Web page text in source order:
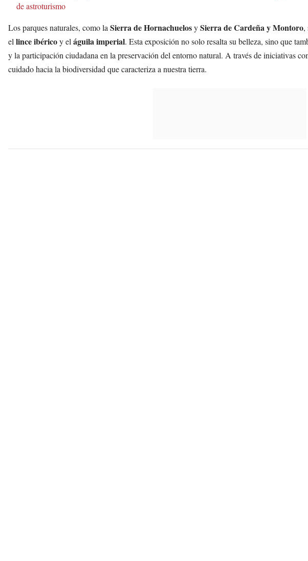
de astroturismo
Los parques naturales, como laSierra de HornachuelosySierra de Cardeña y Montoro,
ellince ibéricoy eláguila imperial. Esta exposición no solo resalta su belleza, sino que
y la participación ciudadana en la preservación del entorno natural. A través de iniciativas
cuidado hacia la biodiversidad que caracteriza a nuestra tierra.